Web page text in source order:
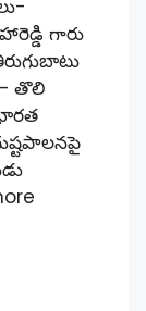
గారు
తొలి